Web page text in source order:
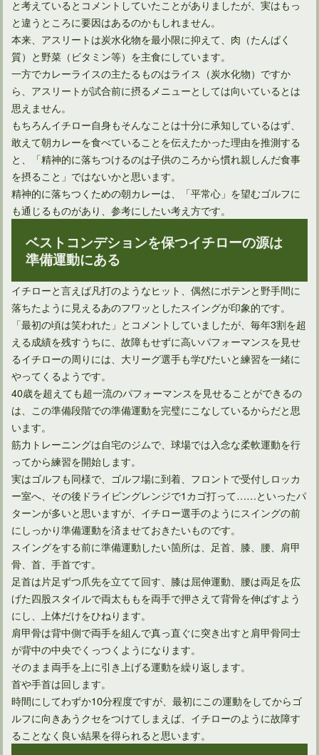
ゴルフ上達！スイング軌道「8の字」でフェアウェイキープ！
ゴルフスイングの不安はアドレスに入る順番を決めて解消
ゴルフクラブを左手一本で握って素振りしたら劇的に変身！
と考えているとコメントしていたことがありましたが、実はもっ
と違うところに要因はあるのかもしれません。
本来、アスリートは炭水化物を最小限に抑えて、肉（たんぱく
質）と野菜（ビタミン等）を主食にしています。
一方でカレーライスの主たるものはライス（炭水化物）ですか
ら、アスリートが試合前に摂るメニューとしては向いているとは
思えません。
もちろんイチロー自身もそんなことは十分に承知しているはず、
敢えて朝カレーを食べていることを伝えたかった理由を推測する
と、「精神的に落ちつけるのは子供のころから慣れ親しんだ食事
を摂ること」ではないかと思います。
精神的に落ちつくための朝カレーは、「平常心」を望むゴルフに
も通じるものがあり、参考にしたい考え方です。
ベストコンデションを保つイチローの源は
準備運動にある
イチローと言えば凡打のようなヒット、偶然にポテンと野手間に
落ちたように見えるあのフワッとしたスイングが印象的です。
「最初の頃は笑われた」とコメントしていましたが、毎年3割を超
える成績を残すうちに、故障もせずに高いパフォーマンスを見せ
るイチローの周りには、大リーグ選手も学びたいと練習を一緒に
やってくるようです。
40歳を超えても超一流のパフォーマンスを見せることができるの
は、この準備段階での準備運動を完璧にこなしているからだと思
います。
筋力トレーニングは自宅のジムで、球場では入念な柔軟運動を行
ってから練習を開始します。
実はゴルフも同様で、ゴルフ場に到着、フロントで受付しロッカ
ー室へ、その後ドライビングレンジで1カゴ打って……といったパ
ターンが多いと思いますが、イチロー選手のようにスイングの前
にしっかり準備運動を済ませておきたいものです。
スイングをする前に準備運動したい箇所は、足首、膝、腰、肩甲
骨、首、手首です。
足首は片足ずつ爪先を立てて回す、膝は屈伸運動、腰は両足を広
げた四股スタイルで両太ももを両手で押さえて背骨を伸ばすよう
にし、上体だけをひねります。
肩甲骨は背中側で両手を組んで真っ直ぐに突き出すと肩甲骨同士
が背中の中央でくっつくようになります。
そのまま両手を上に引き上げる運動を繰り返します。
首や手首は回します。
時間にしてわずか10分程度ですが、最初にこの運動をしてからゴ
ルフに向きあうクセをつけてしまえば、イチローのように故障す
ることなく良い結果を得られると思います。